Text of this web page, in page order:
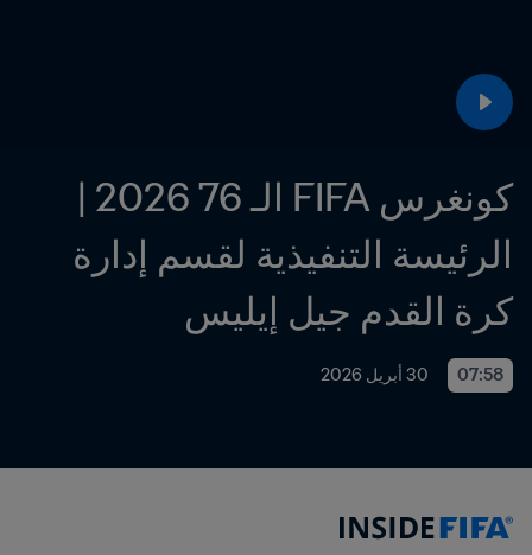
كرة القدم جيل إيليس
07:58 30 أبريل 2026